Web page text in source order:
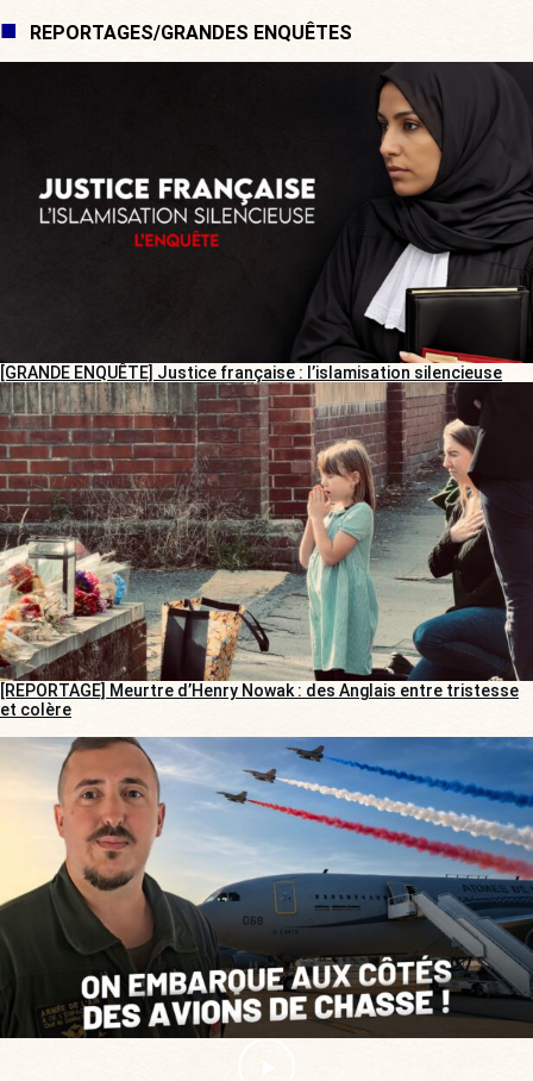
REPORTAGES/GRANDES ENQUÊTES
[GRANDE ENQUÊTE] Justice française : l’islamisation silencieuse
[REPORTAGE] Meurtre d’Henry Nowak : des Anglais entre tristesse
et colère